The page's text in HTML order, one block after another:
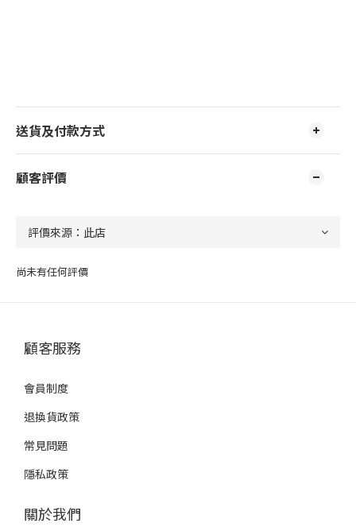
送貨及付款方式
顧客評價
尚未有任何評價
顧客服務
會員制度
退換貨政策
常見問題
隱私政策
關於我們